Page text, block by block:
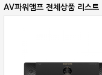
AV파워앰프 전체상품 리스트